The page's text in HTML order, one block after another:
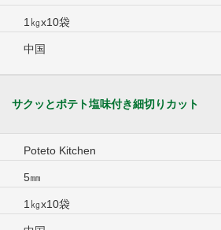
1㎏x10袋
中国
サクッとポテト塩味付き細切りカット
Poteto Kitchen
5㎜
1㎏x10袋